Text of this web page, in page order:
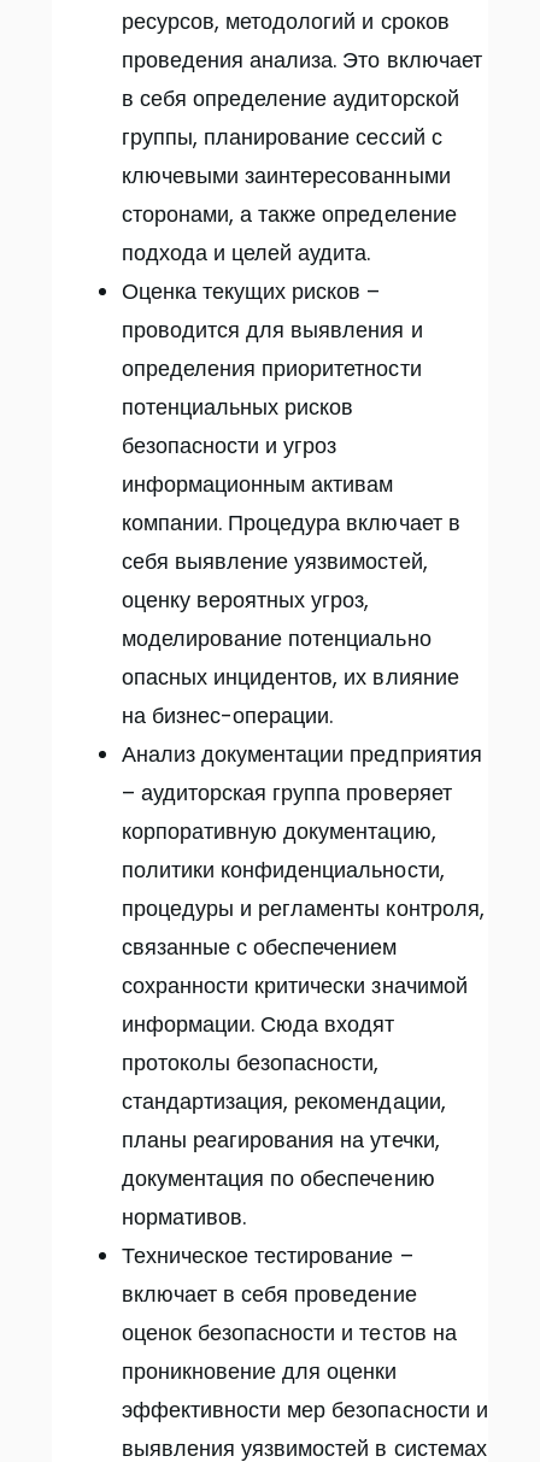
ресурсов, методологий и сроков
проведения анализа. Это включает
в себя определение аудиторской
группы, планирование сессий с
ключевыми заинтересованными
сторонами, а также определение
подхода и целей аудита.
Оценка текущих рисков –
проводится для выявления и
определения приоритетности
потенциальных рисков
безопасности и угроз
информационным активам
компании. Процедура включает в
себя выявление уязвимостей,
оценку вероятных угроз,
моделирование потенциально
опасных инцидентов, их влияние
на бизнес-операции.
Анализ документации предприятия
– аудиторская группа проверяет
корпоративную документацию,
политики конфиденциальности,
процедуры и регламенты контроля,
связанные с обеспечением
сохранности критически значимой
информации. Сюда входят
протоколы безопасности,
стандартизация, рекомендации,
планы реагирования на утечки,
документация по обеспечению
нормативов.
Техническое тестирование –
включает в себя проведение
оценок безопасности и тестов на
проникновение для оценки
эффективности мер безопасности и
выявления уязвимостей в системах